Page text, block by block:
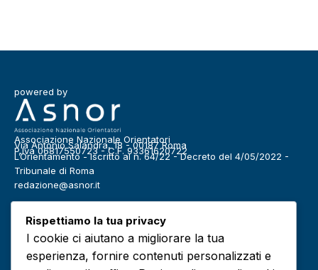
powered by
Associazione Nazionale Orientatori
Via Antonio Salandra, 18 - 00187 Roma
P.Iva 06817550723 - C.F. 93361620722
L’Orientamento - Iscritto al n. 64/22 - Decreto del 4/05/2022 -
Tribunale di Roma
redazione@asnor.it
Benessere Community
Rispettiamo la tua privacy
I cookie ci aiutano a migliorare la tua
esperienza, fornire contenuti personalizzati e